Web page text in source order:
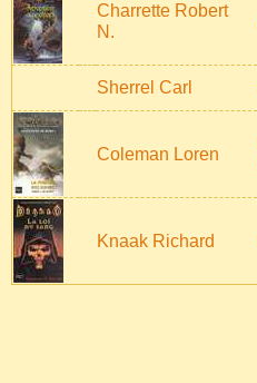
Charrette Robert
N.
Sherrel Carl
Coleman Loren
Knaak Richard